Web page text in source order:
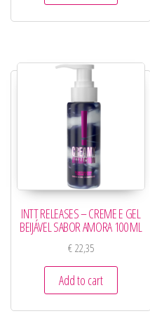
INTT RELEASES – CREME E GEL
BEIJÁVEL SABOR AMORA 100 ML
€22,35
Add to cart